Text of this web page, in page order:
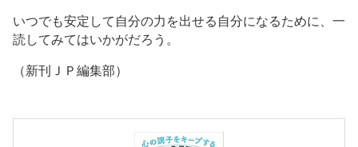
いつでも安定して自分の力を出せる自分になるために、一
読してみてはいかがだろう。
（新刊ＪＰ編集部）